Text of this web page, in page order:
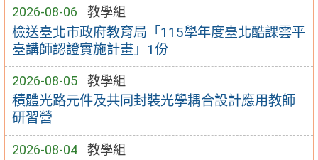
2026-08-06 教學組
檢送臺北市政府教育局「115學年度臺北酷課雲平
臺講師認證實施計畫」1份
2026-08-05 教學組
積體光路元件及共同封裝光學耦合設計應用教師
研習營
2026-08-04 教學組